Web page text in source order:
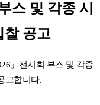
스 및 각종 시
찰 공고
」전시회 부스 및 각종
고합니다.